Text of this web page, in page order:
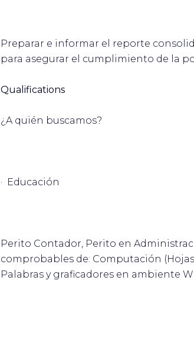
Preparar e informar el reporte
para asegurar el cumplimiento de la
Qualifications
¿A quién buscamos?
· Educación
Perito Contador, Perito en
comprobables de: Computación
Palabras y graficadores en ambiente